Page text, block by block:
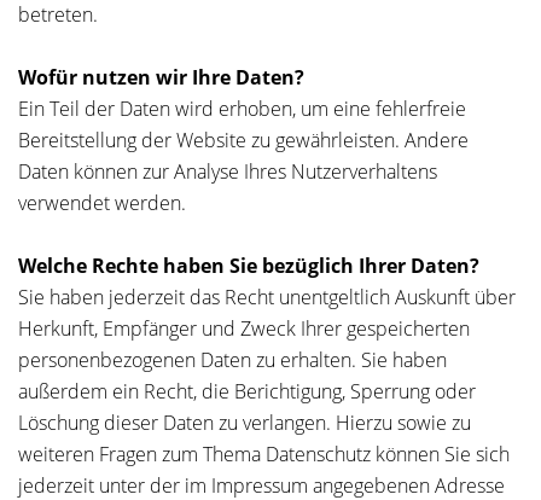
betreten.
Wofür nutzen wir Ihre Daten?
Ein Teil der Daten wird erhoben, um eine fehlerfreie
Bereitstellung der Website zu gewährleisten. Andere
Daten können zur Analyse Ihres Nutzerverhaltens
verwendet werden.
Welche Rechte haben Sie bezüglich Ihrer Daten?
Sie haben jederzeit das Recht unentgeltlich Auskunft über
Herkunft, Empfänger und Zweck Ihrer gespeicherten
personenbezogenen Daten zu erhalten. Sie haben
außerdem ein Recht, die Berichtigung, Sperrung oder
Löschung dieser Daten zu verlangen. Hierzu sowie zu
weiteren Fragen zum Thema Datenschutz können Sie sich
jederzeit unter der im Impressum angegebenen Adresse